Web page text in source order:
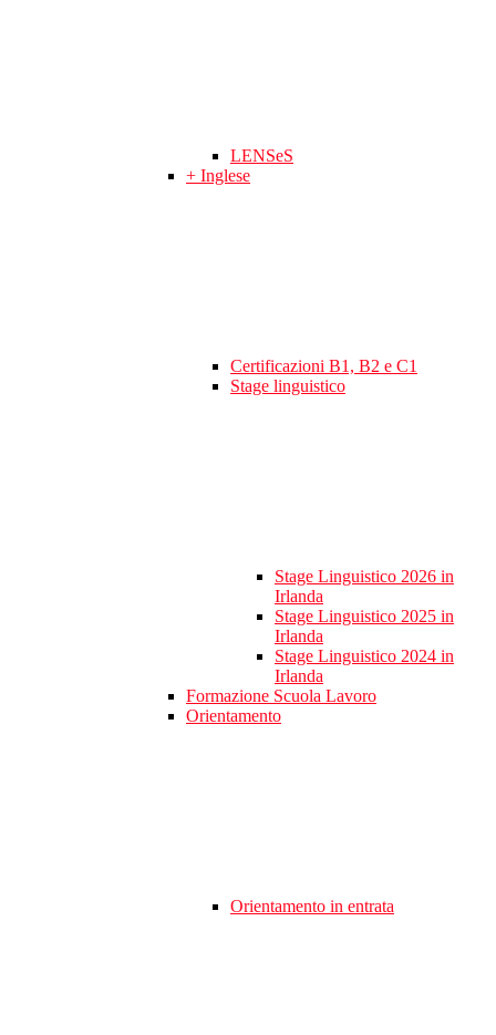
LENSeS
+ Inglese
Certificazioni B1, B2 e C1
Stage linguistico
Stage Linguistico 2026 in
Irlanda
Stage Linguistico 2025 in
Irlanda
Stage Linguistico 2024 in
Irlanda
Formazione Scuola Lavoro
Orientamento
Orientamento in entrata